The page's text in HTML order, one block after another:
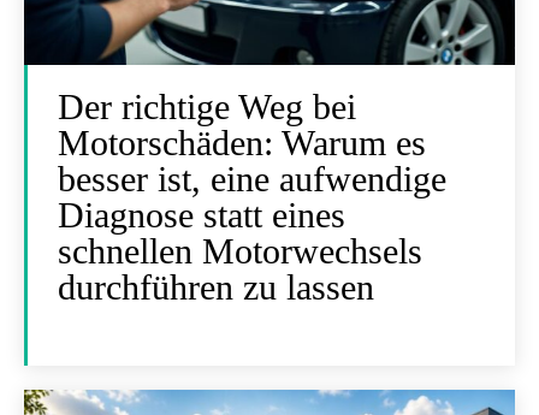
Der richtige Weg bei
Motorschäden: Warum es
besser ist, eine aufwendige
Diagnose statt eines
schnellen Motorwechsels
durchführen zu lassen